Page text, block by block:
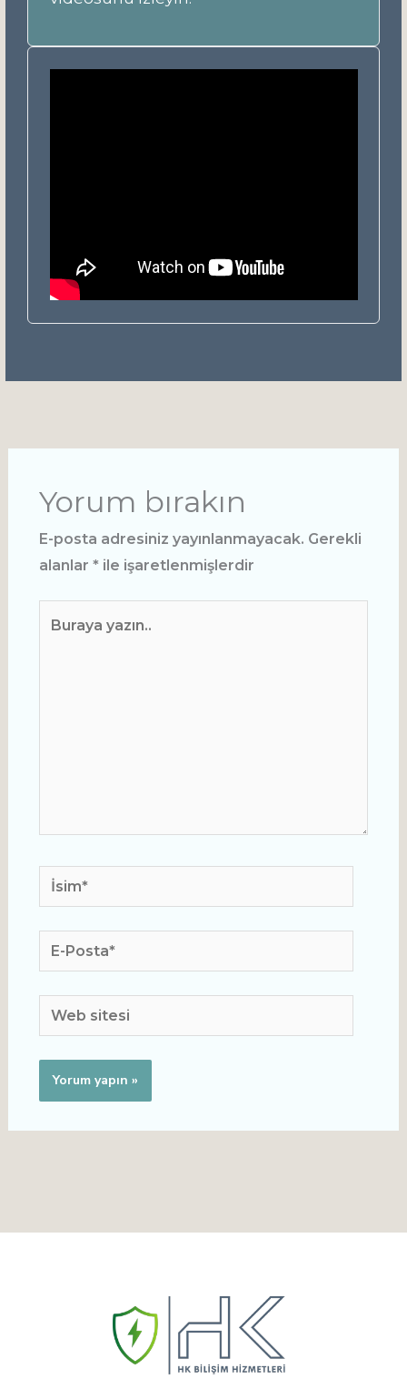
Yorum bırakın
E-posta adresiniz yayınlanmayacak. Gerekli
alanlar * ile işaretlenmişlerdir
İsim*
E-
Posta*
Web
sitesi